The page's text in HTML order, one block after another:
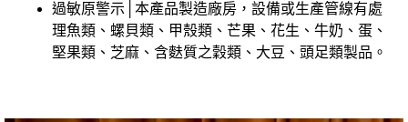
過敏原警示│本產品製造廠房，設備或生產管線有處
理魚類、螺貝類、甲殼類、芒果、花生、牛奶、蛋、
堅果類、芝麻、含麩質之穀類、大豆、頭足類製品。